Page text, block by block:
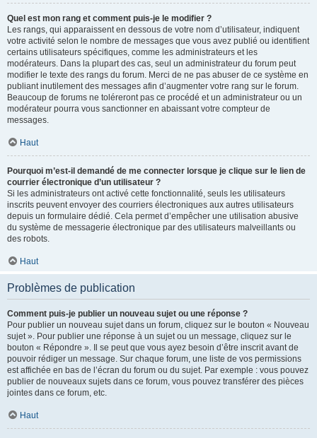
Quel est mon rang et comment puis-je le modifier ?
Les rangs, qui apparaissent en dessous de votre nom d’utilisateur, indiquent
votre activité selon le nombre de messages que vous avez publié ou identifient
certains utilisateurs spécifiques, comme les administrateurs et les
modérateurs. Dans la plupart des cas, seul un administrateur du forum peut
modifier le texte des rangs du forum. Merci de ne pas abuser de ce système en
publiant inutilement des messages afin d’augmenter votre rang sur le forum.
Beaucoup de forums ne toléreront pas ce procédé et un administrateur ou un
modérateur pourra vous sanctionner en abaissant votre compteur de
messages.
Haut
Pourquoi m’est-il demandé de me connecter lorsque je clique sur le lien de
courrier électronique d’un utilisateur ?
Si les administrateurs ont activé cette fonctionnalité, seuls les utilisateurs
inscrits peuvent envoyer des courriers électroniques aux autres utilisateurs
depuis un formulaire dédié. Cela permet d’empêcher une utilisation abusive
du système de messagerie électronique par des utilisateurs malveillants ou
des robots.
Haut
Problèmes de publication
Comment puis-je publier un nouveau sujet ou une réponse ?
Pour publier un nouveau sujet dans un forum, cliquez sur le bouton « Nouveau
sujet ». Pour publier une réponse à un sujet ou un message, cliquez sur le
bouton « Répondre ». Il se peut que vous ayez besoin d’être inscrit avant de
pouvoir rédiger un message. Sur chaque forum, une liste de vos permissions
est affichée en bas de l’écran du forum ou du sujet. Par exemple : vous pouvez
publier de nouveaux sujets dans ce forum, vous pouvez transférer des pièces
jointes dans ce forum, etc.
Haut